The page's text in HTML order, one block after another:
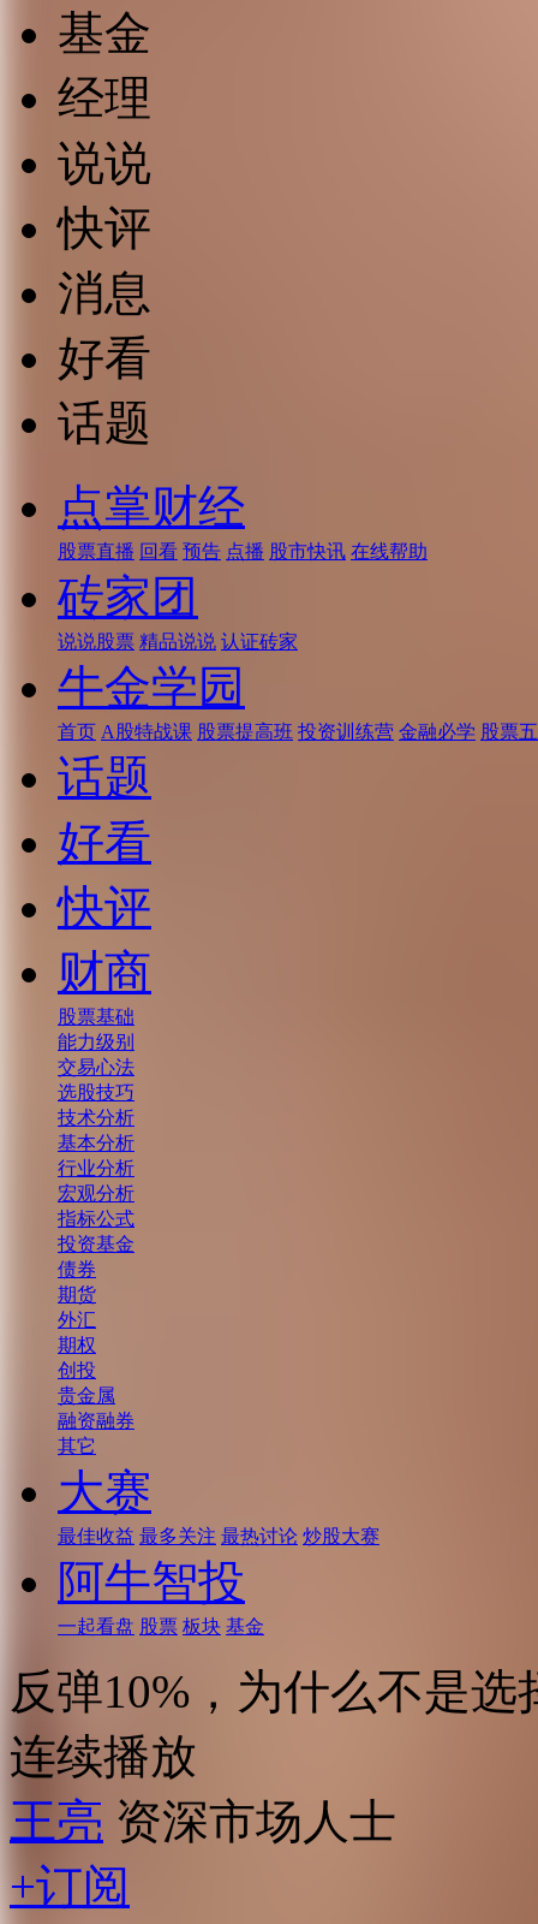
基金
经理
说说
快评
消息
好看
话题
点掌财经
股票直播 回看 预告 点播 股市快讯 在线帮助
砖家团
说说股票 精品说说 认证砖家
牛金学园
首页 A股特战课 股票提高班 投资训练营 金融必学 股票
话题
好看
快评
财商
股票基础
能力级别
交易心法
选股技巧
技术分析
基本分析
行业分析
宏观分析
指标公式
投资基金
债券
期货
外汇
期权
创投
贵金属
融资融券
其它
大赛
最佳收益 最多关注 最热讨论 炒股大赛
阿牛智投
一起看盘 股票 板块 基金
反弹10%，为什么不是选
连续播放
王亮 资深市场人士
+订阅